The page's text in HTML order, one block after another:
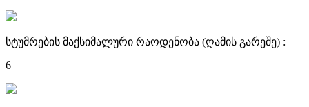
სტუმრების მაქსიმალური რაოდენობა (ღამის გარეშე) :
6